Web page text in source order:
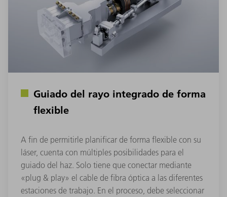
Guiado del rayo integrado de forma
flexible
A fin de permitirle planificar de forma flexible con su
láser, cuenta con múltiples posibilidades para el
guiado del haz. Solo tiene que conectar mediante
«plug & play» el cable de fibra óptica a las diferentes
estaciones de trabajo. En el proceso, debe seleccionar